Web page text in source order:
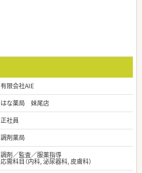
有限会社AIE
はな薬局 妹尾店
正社員
調剤薬局
調剤／監査／服薬指導
応需科目（内科, 泌尿器科, 皮膚科）